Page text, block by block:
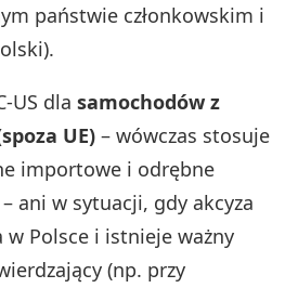
państwie członkowskim i
dlasamochodów z
UE) – wówczas stosuje
importowe i odrębne
ani w sytuacji, gdy akcyza
w Polsce i istnieje ważny
(np. przy